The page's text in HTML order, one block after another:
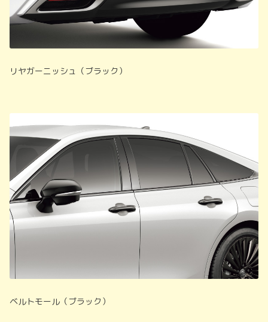
リヤガーニッシュ（ブラック）
ベルトモール（ブラック）